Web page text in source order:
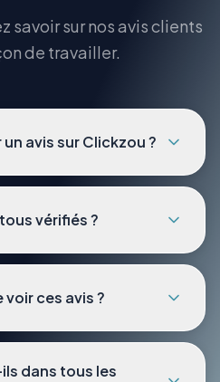
savoir sur nos avis clients
de travailler.
avis sur Clickzou ?
vérifiés ?
voir ces avis ?
dans tous les